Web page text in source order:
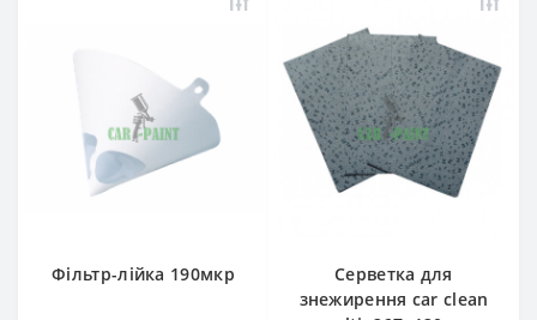
Фільтр-лійка 190мкр
Серветка для
знежирення car clean